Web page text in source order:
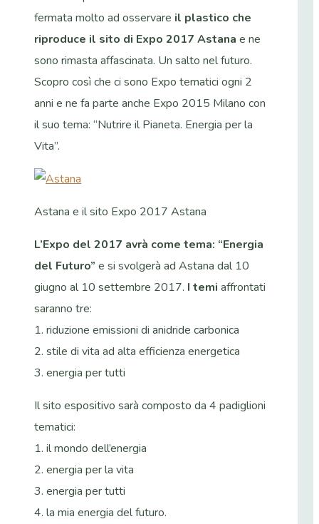
fermata molto ad osservare il plastico che
riproduce il sito di Expo 2017 Astana e ne
sono rimasta affascinata. Un salto nel futuro.
Scopro così che ci sono Expo tematici ogni 2
anni e ne fa parte anche Expo 2015 Milano con
il suo tema: “Nutrire il Pianeta. Energia per la
Vita”.
Astana e il sito Expo 2017 Astana
L’Expo del 2017 avrà come tema: “Energia
del Futuro” e si svolgerà ad Astana dal 10
giugno al 10 settembre 2017. I temi affrontati
saranno tre:
1. riduzione emissioni di anidride carbonica
2. stile di vita ad alta efficienza energetica
3. energia per tutti
Il sito espositivo sarà composto da 4 padiglioni
tematici:
1. il mondo dell’energia
2. energia per la vita
3. energia per tutti
4. la mia energia del futuro.